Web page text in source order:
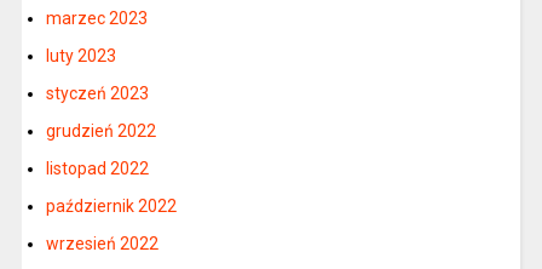
marzec 2023
luty 2023
styczeń 2023
grudzień 2022
listopad 2022
październik 2022
wrzesień 2022